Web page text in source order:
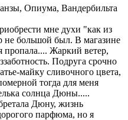
Опиума, Вандербильта
мне духи "как из
не большой был. В магазине
пропала.... Жаркий ветер,
. Подруга срочно
майку сливочного цвета,
тогда для меня
солнца Дюны.....
Дюну, жизнь
парфюма, но я